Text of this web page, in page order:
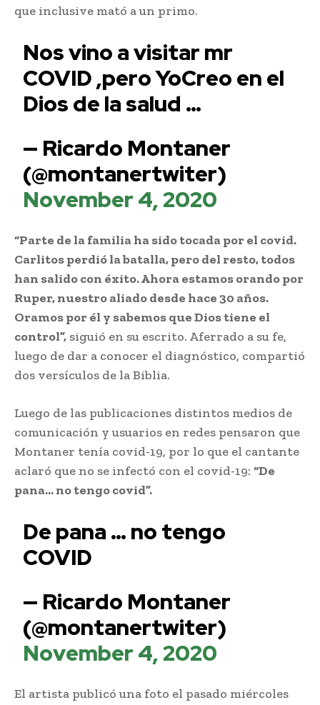
que inclusive mató a un primo.
Nos vino a visitar mr
COVID ,pero YoCreo en el
Dios de la salud …
— Ricardo Montaner
(@montanertwiter)
November 4, 2020
“Parte de la familia ha sido tocada por el covid.
Carlitos perdió la batalla, pero del resto, todos
han salido con éxito. Ahora estamos orando por
Ruper, nuestro aliado desde hace 30 años.
Oramos por él y sabemos que Dios tiene el
control”, siguió en su escrito. Aferrado a su fe,
luego de dar a conocer el diagnóstico, compartió
dos versículos de la Biblia.
Luego de las publicaciones distintos medios de
comunicación y usuarios en redes pensaron que
Montaner tenía covid-19, por lo que el cantante
aclaró que no se infectó con el covid-19: “De
pana… no tengo covid”.
De pana … no tengo
COVID
— Ricardo Montaner
(@montanertwiter)
November 4, 2020
El artista publicó una foto el pasado miércoles